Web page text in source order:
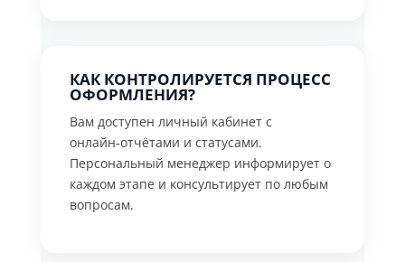
КАК КОНТРОЛИРУЕТСЯ ПРОЦЕСС
ОФОРМЛЕНИЯ?
Вам доступен личный кабинет с
онлайн‑отчётами и статусами.
Персональный менеджер информирует о
каждом этапе и консультирует по любым
вопросам.